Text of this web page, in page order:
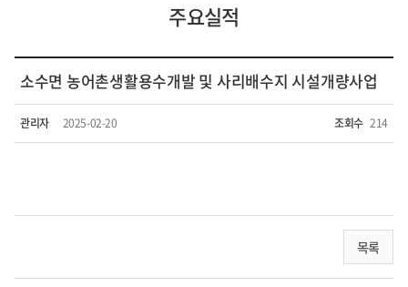
주요실적
소수면 농어촌생활용수개발 및 사리배수지 시설개량사업
관리자 2025-02-20 조회수 214
목록